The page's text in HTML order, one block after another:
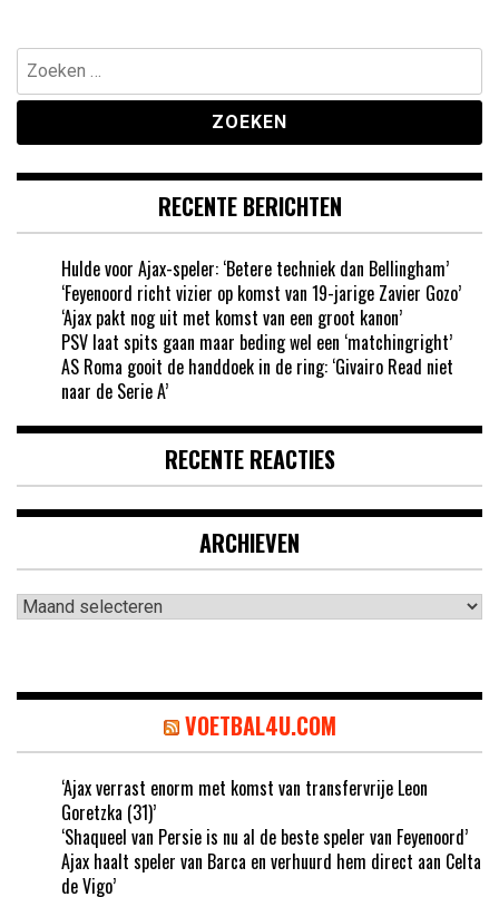
Zoeken
naar:
RECENTE BERICHTEN
Hulde voor Ajax-speler: ‘Betere techniek dan Bellingham’
‘Feyenoord richt vizier op komst van 19-jarige Zavier Gozo’
‘Ajax pakt nog uit met komst van een groot kanon’
PSV laat spits gaan maar beding wel een ‘matchingright’
AS Roma gooit de handdoek in de ring: ‘Givairo Read niet
naar de Serie A’
RECENTE REACTIES
ARCHIEVEN
Archieven
VOETBAL4U.COM
‘Ajax verrast enorm met komst van transfervrije Leon
Goretzka (31)’
‘Shaqueel van Persie is nu al de beste speler van Feyenoord’
Ajax haalt speler van Barca en verhuurd hem direct aan Celta
de Vigo’